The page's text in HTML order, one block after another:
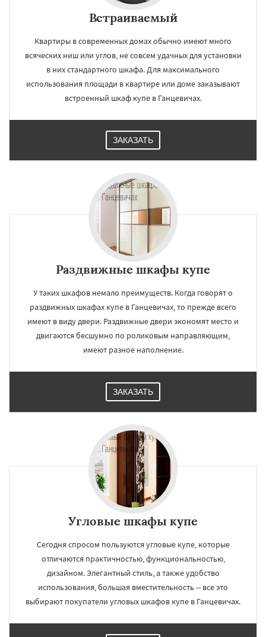
Встраиваемый
Квартиры в современных домах обычно имеют много
всяческих ниш или углов, не совсем удачных для установки
в них стандартного шкафа. Для максимального
использования площади в квартире или доме заказывают
встроенный шкаф купе в Ганцевичах.
ЗАКАЗАТЬ
Раздвижные шкафы купе
У таких шкафов немало преимуществ. Когда говорят о
раздвижных шкафах купе в Ганцевичах, то прежде всего
имеют в виду двери. Раздвижные двери экономят место и
двигаются бесшумно по роликовым направляющим,
имеют разное наполнение.
ЗАКАЗАТЬ
Угловые шкафы купе
Сегодня спросом пользуются угловые купе, которые
отличаются практичностью, функциональностью,
дизайном. Элегантный стиль, а также удобство
использования, большая вместительность -- все это
выбирают покупатели угловых шкафов купе в Ганцевичах.